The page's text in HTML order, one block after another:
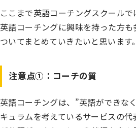
ここまで英語コーチングスクール
英語コーチングに興味を持った方
ついてまとめていきたいと思います。
注意点①：コーチの質
英語コーチングは、”英語ができな
キュラムを考えているサービスの代